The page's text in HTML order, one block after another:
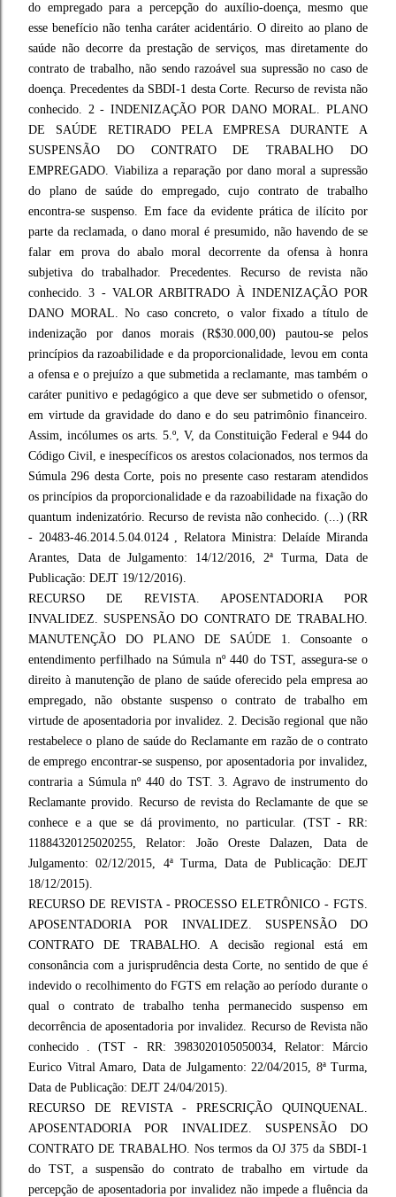
do empregado para a percepção do auxílio-doença, mesmo que
esse benefício não tenha caráter acidentário. O direito ao plano de
saúde não decorre da prestação de serviços, mas diretamente do
contrato de trabalho, não sendo razoável sua supressão no caso de
doença. Precedentes da SBDI-1 desta Corte. Recurso de revista não
conhecido. 2 - INDENIZAÇÃO POR DANO MORAL. PLANO
DE SAÚDE RETIRADO PELA EMPRESA DURANTE A
SUSPENSÃO DO CONTRATO DE TRABALHO DO
EMPREGADO. Viabiliza a reparação por dano moral a supressão
do plano de saúde do empregado, cujo contrato de trabalho
encontra-se suspenso. Em face da evidente prática de ilícito por
parte da reclamada, o dano moral é presumido, não havendo de se
falar em prova do abalo moral decorrente da ofensa à honra
subjetiva do trabalhador. Precedentes. Recurso de revista não
conhecido. 3 - VALOR ARBITRADO À INDENIZAÇÃO POR
DANO MORAL. No caso concreto, o valor fixado a título de
indenização por danos morais (R$30.000,00) pautou-se pelos
princípios da razoabilidade e da proporcionalidade, levou em conta
a ofensa e o prejuízo a que submetida a reclamante, mas também o
caráter punitivo e pedagógico a que deve ser submetido o ofensor,
em virtude da gravidade do dano e do seu patrimônio financeiro.
Assim, incólumes os arts. 5.º, V, da Constituição Federal e 944 do
Código Civil, e inespecíficos os arestos colacionados, nos termos da
Súmula 296 desta Corte, pois no presente caso restaram atendidos
os princípios da proporcionalidade e da razoabilidade na fixação do
quantum indenizatório. Recurso de revista não conhecido. (...) (RR
- 20483-46.2014.5.04.0124 , Relatora Ministra: Delaíde Miranda
Arantes, Data de Julgamento: 14/12/2016, 2ª Turma, Data de
Publicação: DEJT 19/12/2016).
RECURSO DE REVISTA. APOSENTADORIA POR
INVALIDEZ. SUSPENSÃO DO CONTRATO DE TRABALHO.
MANUTENÇÃO DO PLANO DE SAÚDE 1. Consoante o
entendimento perfilhado na Súmula nº 440 do TST, assegura-se o
direito à manutenção de plano de saúde oferecido pela empresa ao
empregado, não obstante suspenso o contrato de trabalho em
virtude de aposentadoria por invalidez. 2. Decisão regional que não
restabelece o plano de saúde do Reclamante em razão de o contrato
de emprego encontrar-se suspenso, por aposentadoria por invalidez,
contraria a Súmula nº 440 do TST. 3. Agravo de instrumento do
Reclamante provido. Recurso de revista do Reclamante de que se
conhece e a que se dá provimento, no particular. (TST - RR:
11884320125020255, Relator: João Oreste Dalazen, Data de
Julgamento: 02/12/2015, 4ª Turma, Data de Publicação: DEJT
18/12/2015).
RECURSO DE REVISTA - PROCESSO ELETRÔNICO - FGTS.
APOSENTADORIA POR INVALIDEZ. SUSPENSÃO DO
CONTRATO DE TRABALHO. A decisão regional está em
consonância com a jurisprudência desta Corte, no sentido de que é
indevido o recolhimento do FGTS em relação ao período durante o
qual o contrato de trabalho tenha permanecido suspenso em
decorrência de aposentadoria por invalidez. Recurso de Revista não
conhecido . (TST - RR: 3983020105050034, Relator: Márcio
Eurico Vitral Amaro, Data de Julgamento: 22/04/2015, 8ª Turma,
Data de Publicação: DEJT 24/04/2015).
RECURSO DE REVISTA - PRESCRIÇÃO QUINQUENAL.
APOSENTADORIA POR INVALIDEZ. SUSPENSÃO DO
CONTRATO DE TRABALHO. Nos termos da OJ 375 da SBDI-1
do TST, a suspensão do contrato de trabalho em virtude da
percepção de aposentadoria por invalidez não impede a fluência da